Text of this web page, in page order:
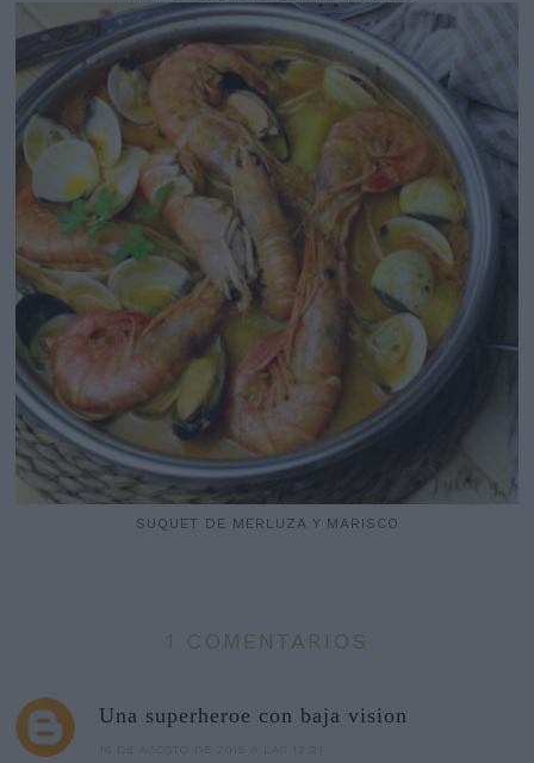
SUQUET DE MERLUZA Y MARISCO
1 COMENTARIOS
Una superheroe con baja vision